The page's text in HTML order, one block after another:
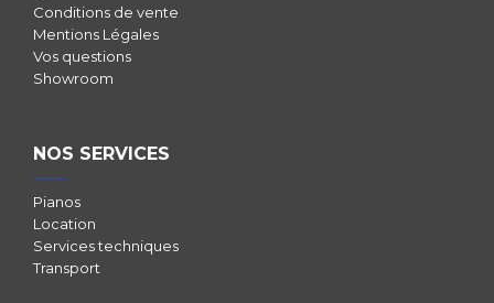
Conditions de vente
Mentions Légales
Vos questions
Showroom
NOS SERVICES
Pianos
Location
Services techniques
Transport